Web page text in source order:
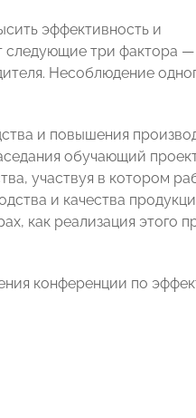
эффективность и
следующие три фактора
Несоблюдение
и повышения
обучающий
участвуя в котором
и качества
как реализация этого
конференции по